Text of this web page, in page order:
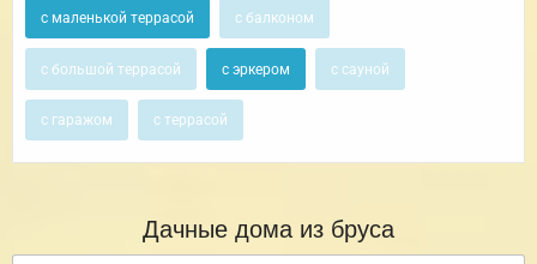
с маленькой террасой с балконом
с большой террасой с эркером с сауной
с гаражом с террасой
Дачные дома из бруса